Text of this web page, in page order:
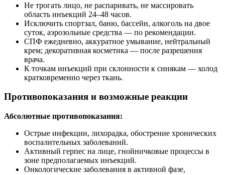
Не трогать лицо, не распаривать, не массировать
область инъекций 24–48 часов.
Исключить спортзал, баню, бассейн, алкоголь на двое
суток, аэрозольные средства — по рекомендации.
СПФ ежедневно, аккуратное умывание, нейтральный
крем; декоративная косметика — после разрешения
врача.
К точкам инъекций при склонности к синякам — холод
кратковременно через ткань.
Противопоказания и возможные реакции
Абсолютные противопоказания:
Острые инфекции, лихорадка, обострение хронических
воспалительных заболеваний.
Активный герпес на лице, гнойничковые процессы в
зоне предполагаемых инъекций.
Онкологические заболевания в активной фазе,